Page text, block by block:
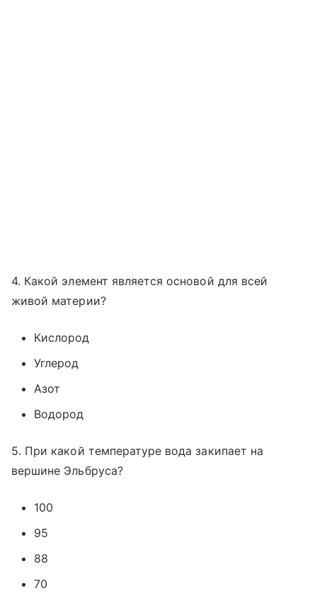
4. Какой элемент является основой для всей
живой материи?
Кислород
Углерод
Азот
Водород
5. При какой температуре вода закипает на
вершине Эльбруса?
100
95
88
70